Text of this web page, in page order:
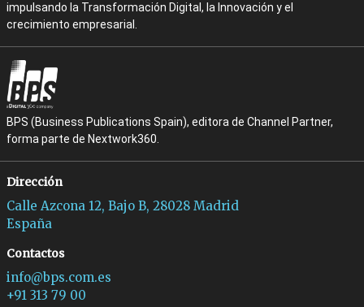
impulsando la Transformación Digital, la Innovación y el
crecimiento empresarial.
BPS (Business Publications Spain), editora de Channel Partner,
forma parte de Nextwork360.
Dirección
Calle Azcona 12, Bajo B, 28028 Madrid
España
Contactos
info@bps.com.es
+91 313 79 00